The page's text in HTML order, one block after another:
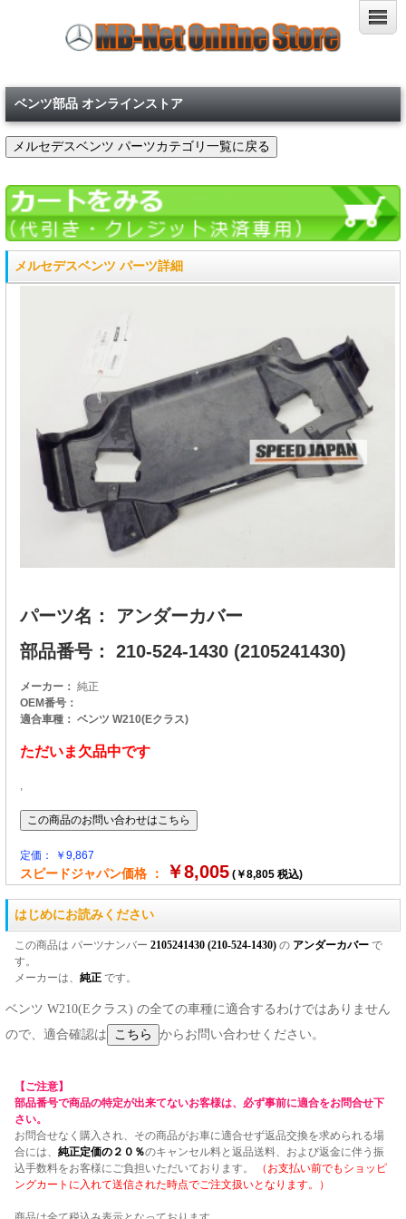
ベンツ部品 オンラインストア
メルセデスベンツ パーツ詳細
パーツ名： アンダーカバー
部品番号： 210-524-1430 (2105241430)
メーカー： 純正
OEM番号：
適合車種： ベンツ W210(Eクラス)
ただいま欠品中です
定価： ￥9,867
スピードジャパン価格 ： ￥8,005 (￥8,805 税込)
はじめにお読みください
この商品は パーツナンバー 2105241430 (210-524-1430) の アンダーカバー で
す。
メーカーは、 純正 です。
ベンツ W210(Eクラス) の全ての車種に適合するわけではありません
ので、適合確認は
からお問い合わせください。
【ご注意】
部品番号で商品の特定が出来てないお客様は、必ず事前に適合をお問合せ下
さい。
お問合せなく購入され、その商品がお車に適合せず返品交換を求められる場
合には、 純正定価の２０％のキャンセル料と返品送料、および返金に伴う振
込手数料をお客様にご負担いただいております。
（お支払い前でもショッピ
ングカートに入れて送信された時点でご注文扱いとなります。）